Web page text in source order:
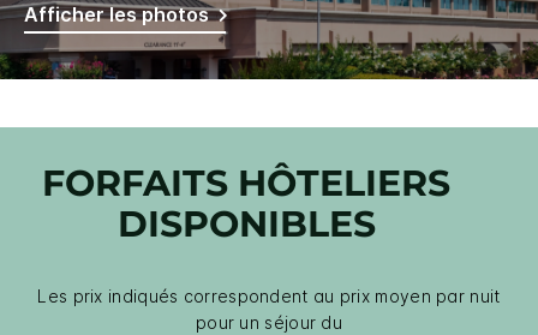
Afficher les photos
FORFAITS HÔTELIERS
DISPONIBLES
Les prix indiqués correspondent au prix moyen par nuit
pour un séjour du